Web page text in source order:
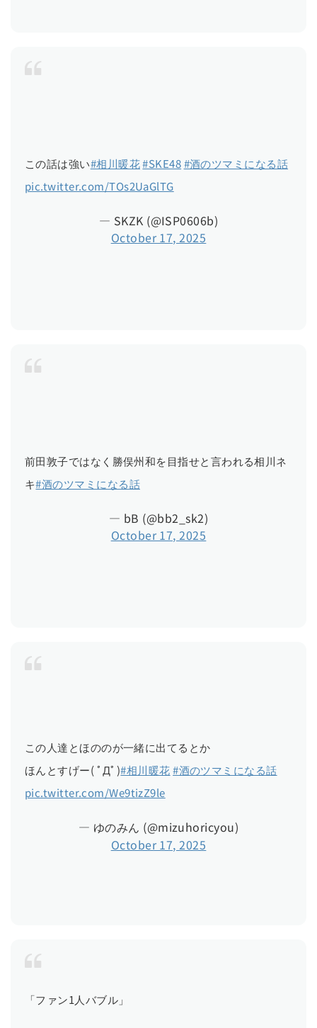
この話は強い#相川暖花#SKE48#酒のツマミになる話
pic.twitter.com/TOs2UaGlTG
— SKZK (@ISP0606b)
October 17, 2025
前田敦子ではなく勝俣州和を目指せと言われる相川ネ
キ#酒のツマミになる話
— bB (@bb2_sk2)
October 17, 2025
この人達とほののが一緒に出てるとか
ほんとすげー( ﾟДﾟ)#相川暖花#酒のツマミになる話
pic.twitter.com/We9tizZ9le
— ゆのみん (@mizuhoricyou)
October 17, 2025
「ファン1人バブル」